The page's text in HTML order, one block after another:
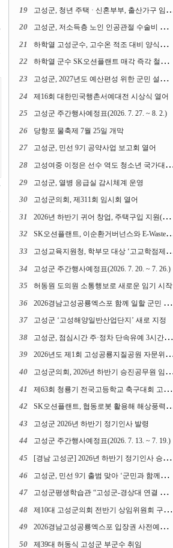
19 고성군, 청년 주택 · 신혼부부, 출산가구 임차보증금 대출이자 지원사업 시행
20 고성군, 저소득층 노인 인공관절 수술비 지원사업 계속 추진
21 하학열 고성군수, 고수온 적조 대비 양식장 현장점검
22 하학열 군수 SK오션플랜트 매각 즉각 철회 촉구 기자회견 열어
23 고성군, 2027년도 예산편성 위한 군민 설문조사 실시
24 제16회 대한민국행촌서예대전 시상식 열어
25 고성군 주간행사예정표(2026. 7. 27. ~ 8. 2.)
26 당항포 물축제 7월 25일 개막
27 고성군, 민선 9기 공약사업 보고회 열어
28 고성여중 이정은 선수 역도 청소년 국가대표에 뽑혀
29 고성군, 열병 응급실 감시체계 운영
30 고성군의회, 제311회 임시회 열어
31 2026년 하반기 귀어 창업, 주택구입 지원(융자) 사업대상자 모집
32 SK오션플랜트, 이순환거버넌스와 E-Waste Zero 업무협약
33 고성교육지원청, 학부모 대상 ‘고교학점제와 대입제도 설명회’ 열어
34 고성군 주간행사예정표(2026. 7. 20. ~ 7. 26.)
35 허동원 도의원 소통행보로 새로운 임기 시작
36 2026경남고성공룡엑스포 함께 일할 군민 모집
37 고성군 ‘고성해양일반산업단지’ 새로 지정
38 고성군, 점심시간 주·정차 단속유예 3시간으로 확대
39 2026년도 제1회 고성공룡지질공원 자문위원회 열어
40 고성군의회, 2026년 하반기 승진공무원 임용장 수여
41 제63회 청룡기 전국고등학교 축구대회 고성서 열린다
42 SK오션플랜트, 협동로봇 활용해 해상풍력 생산 혁신 속도 낸다
43 고성군 2026년 하반기 정기인사 발령
44 고성군 주간행사예정표(2026. 7. 13. ~ 7. 19.)
45 [경남 고성군] 2026년 하반기 정기인사 승진심사 결과
46 고성군, 민선 9기 출범 맞아 ‘군민과 함께하는 대전환 소통간담회’ 열어
47 고성군평생학습관 “고성군-경상대 연결 평생교육” 운영
48 제10대 고성군의회 전반기 상임위원회 구성 완료
49 2026경남고성공룡엑스포 입장권 사전예매 시작
50 제39대 허동식 고성군 부군수 취임